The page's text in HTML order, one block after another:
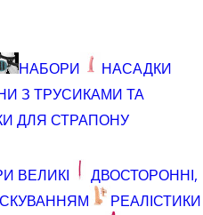
НАБОРИ
НАСАДКИ
З ТРУСИКАМИ ТА
ДЛЯ СТРАПОНУ
ВЕЛИКІ
ДВОСТОРОННІ,
РЕАЛІСТИКИ